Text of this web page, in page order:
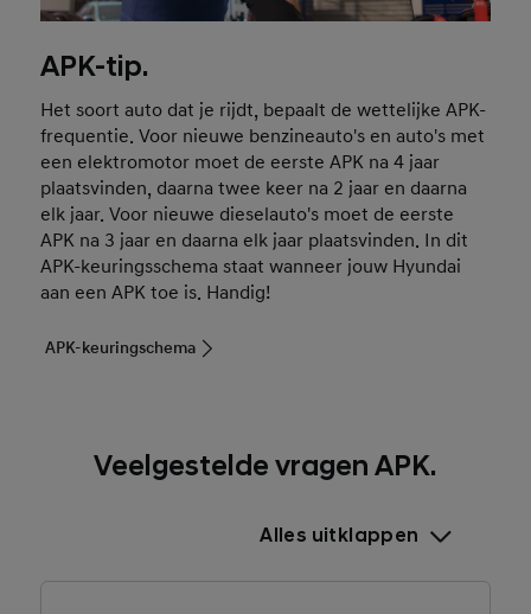
APK-tip.
Het soort auto dat je rijdt, bepaalt de wettelijke APK-
frequentie. Voor nieuwe benzineauto's en auto's met
een elektromotor moet de eerste APK na 4 jaar
plaatsvinden, daarna twee keer na 2 jaar en daarna
elk jaar. Voor nieuwe dieselauto's moet de eerste
APK na 3 jaar en daarna elk jaar plaatsvinden. In dit
APK-keuringsschema staat wanneer jouw Hyundai
aan een APK toe is. Handig!
APK-keuringschema
Veelgestelde vragen APK.
Alles uitklappen